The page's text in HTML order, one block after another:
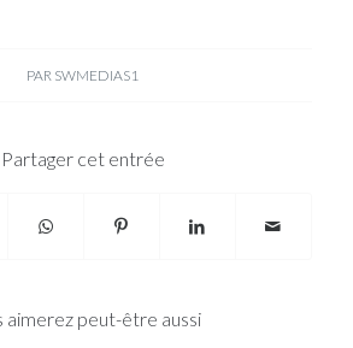
PAR SWMEDIAS1
Partager cet entrée
aimerez peut-être aussi